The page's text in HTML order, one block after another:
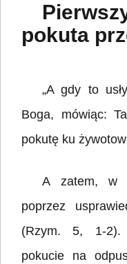
pokuta
„A gdy to
Boga, mówiąc:
pokutę ku
A zatem, w
poprzez
(Rzym. 5, 1-2).
pokucie na